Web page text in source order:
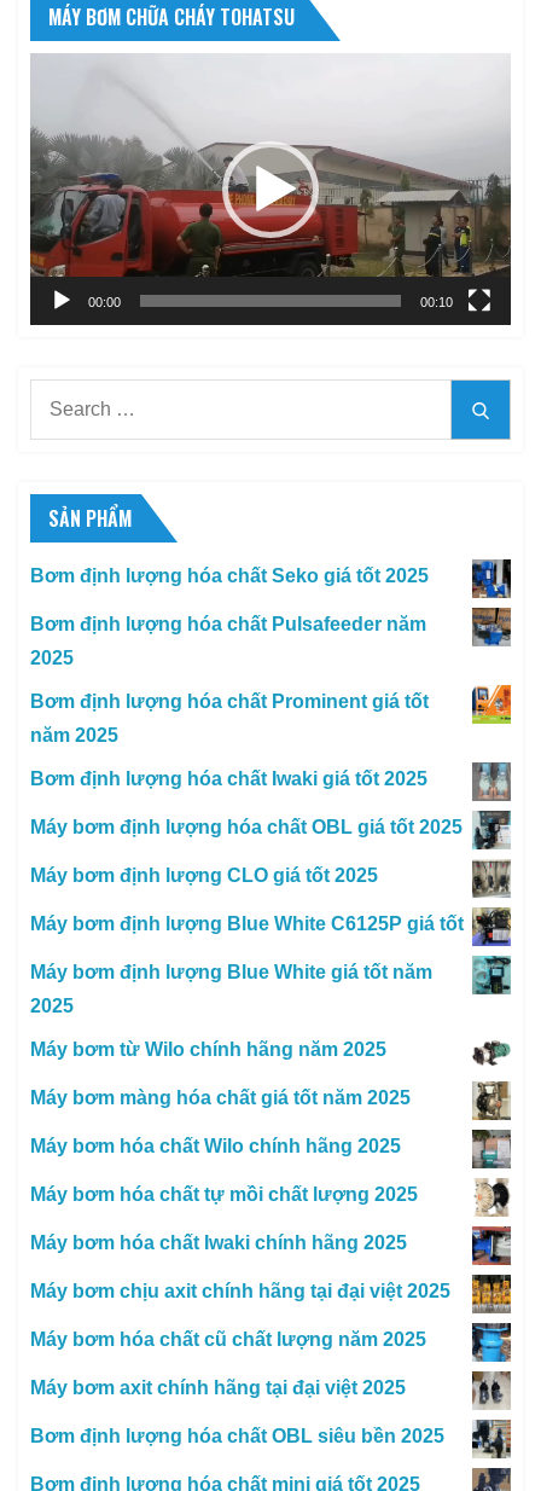
MÁY BƠM CHỮA CHÁY TOHATSU
Video
00:00 00:10
SẢN PHẨM
Bơm định lượng hóa chất Seko giá tốt 2025
Bơm định lượng hóa chất Pulsafeeder năm
2025
Bơm định lượng hóa chất Prominent giá tốt
năm 2025
Bơm định lượng hóa chất Iwaki giá tốt 2025
Máy bơm định lượng hóa chất OBL giá tốt 2025
Máy bơm định lượng CLO giá tốt 2025
Máy bơm định lượng Blue White C6125P giá tốt
Máy bơm định lượng Blue White giá tốt năm
2025
Máy bơm từ Wilo chính hãng năm 2025
Máy bơm màng hóa chất giá tốt năm 2025
Máy bơm hóa chất Wilo chính hãng 2025
Máy bơm hóa chất tự mồi chất lượng 2025
Máy bơm hóa chất Iwaki chính hãng 2025
Máy bơm chịu axit chính hãng tại đại việt 2025
Máy bơm hóa chất cũ chất lượng năm 2025
Máy bơm axit chính hãng tại đại việt 2025
Bơm định lượng hóa chất OBL siêu bền 2025
Bơm định lượng hóa chất mini giá tốt 2025